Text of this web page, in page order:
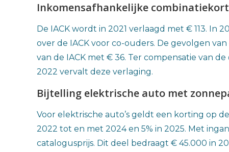
Inkomensafhankelijke
De IACK wordt in 2021 verlaagd met € 113. In
over de IACK voor co-ouders. De gevolgen
van de IACK met € 36. Ter compensatie van
2022 vervalt deze verlaging.
Bijtelling elektrische auto met
Voor elektrische auto’s geldt een korting op
2022 tot en met 2024 en 5% in 2025. Met
catalogusprijs. Dit deel bedraagt € 45.000 in